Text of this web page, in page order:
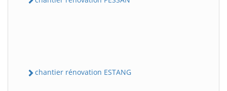
chantier rénovation ESTANG